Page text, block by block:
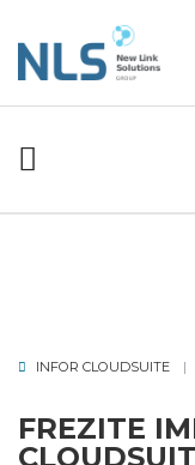
INFOR CLOUDSUITE
FREZITE